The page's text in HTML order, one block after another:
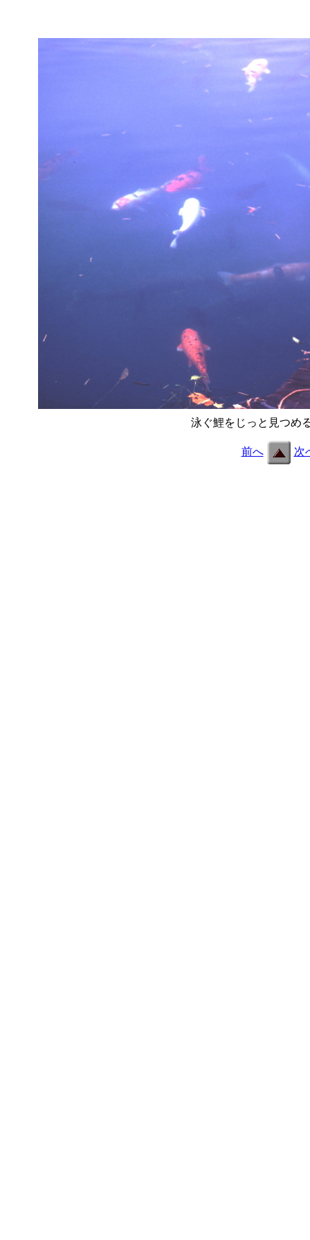
泳ぐ鯉をじっと見つめ
前へ 次